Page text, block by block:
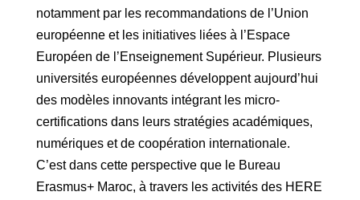
notamment par les recommandations de l’Union
européenne et les initiatives liées à l’Espace
Européen de l’Enseignement Supérieur. Plusieurs
universités européennes développent aujourd’hui
des modèles innovants intégrant les micro-
certifications dans leurs stratégies académiques,
numériques et de coopération internationale.
C’est dans cette perspective que le Bureau
Erasmus+ Maroc, à travers les activités des HERE